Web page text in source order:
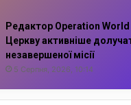
Редактор Operation
Церкву активніше
незавершеної місії
5 Серпня, 2026, 10:14